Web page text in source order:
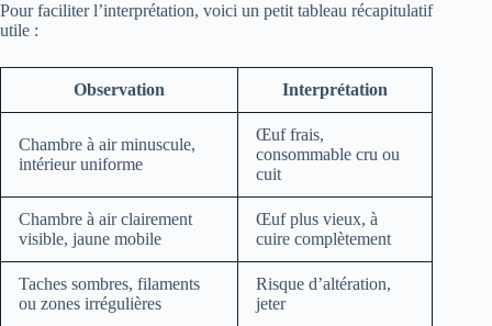
Pour faciliter l’interprétation, voici un petit tableau récapitulatif
utile :
Observation Interprétation
Chambre à air minuscule,
intérieur uniforme
Œuf frais,
consommable cru ou
cuit
Chambre à air clairement
visible, jaune mobile
Œuf plus vieux, à
cuire complètement
Taches sombres, filaments
ou zones irrégulières
Risque d’altération,
jeter